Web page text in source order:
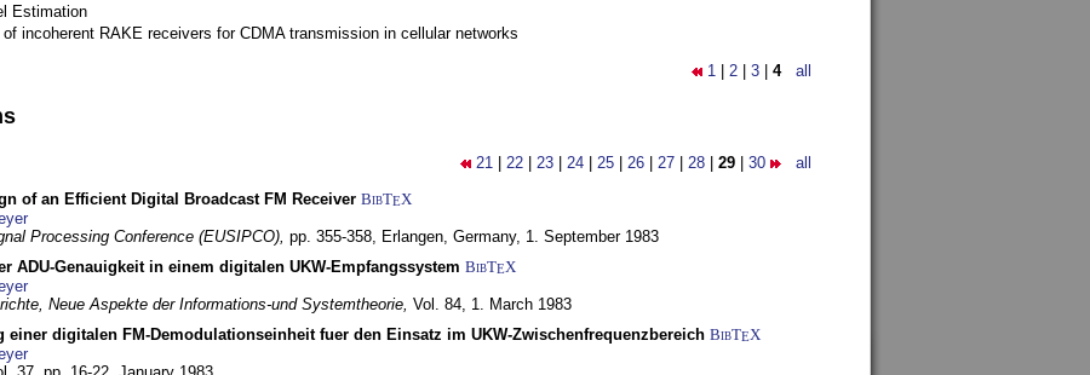
Estimation
incoherent RAKE receivers for CDMA transmission in cellular networks
1 2 3 4 all
21 22 23 24 25 26 27 28 29 30 all
of an Efficient Digital Broadcast FM Receiver BibTEX
Processing Conference (EUSIPCO), pp. 355-358, Erlangen, Germany, 1. September 1983
ADU-Genauigkeit in einem digitalen UKW-Empfangssystem BibTEX
Neue Aspekte der Informations-und Systemtheorie, Vol. 84, 1. March 1983
einer digitalen FM-Demodulationseinheit fuer den Einsatz im UKW-Zwischenfrequenzbereich BibTEX